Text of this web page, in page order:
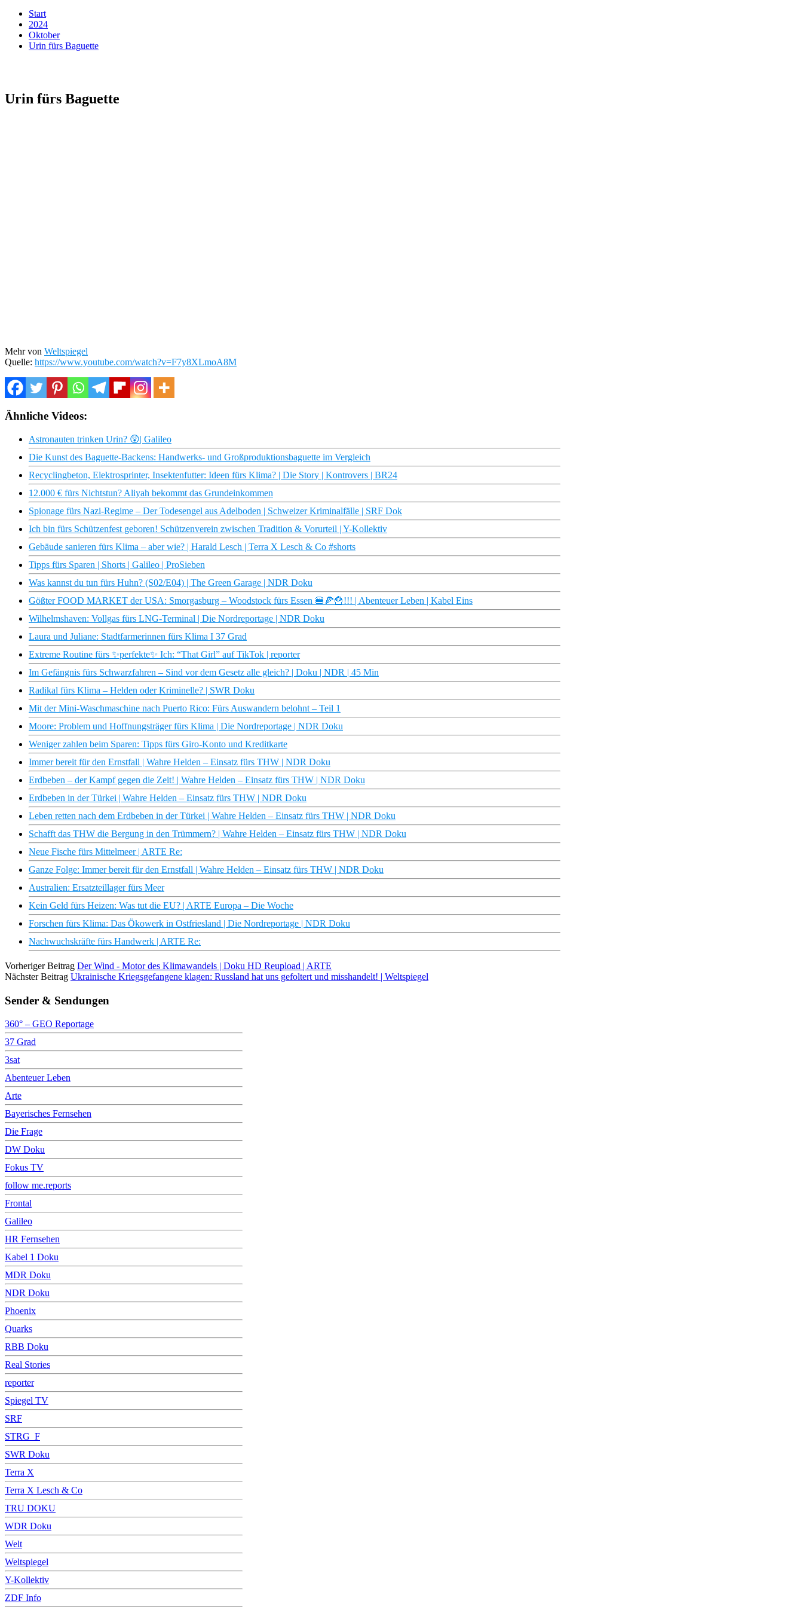
Start
2024
Oktober
Urin fürs Baguette
Urin fürs Baguette
Mehr von Weltspiegel
Quelle: https://www.youtube.com/watch?v=F7y8XLmoA8M
Ähnliche Videos:
Astronauten trinken Urin? 😲| Galileo
Die Kunst des Baguette-Backens: Handwerks- und Großproduktionsbaguette im Vergleich
Recyclingbeton, Elektrosprinter, Insektenfutter: Ideen fürs Klima? | Die Story | Kontrovers | BR24
12.000 € fürs Nichtstun? Aliyah bekommt das Grundeinkommen
Spionage fürs Nazi-Regime – Der Todesengel aus Adelboden | Schweizer Kriminalfälle | SRF Dok
Ich bin fürs Schützenfest geboren! Schützenverein zwischen Tradition & Vorurteil | Y-Kollektiv
Gebäude sanieren fürs Klima – aber wie? | Harald Lesch | Terra X Lesch & Co #shorts
Tipps fürs Sparen | Shorts | Galileo | ProSieben
Was kannst du tun fürs Huhn? (S02/E04) | The Green Garage | NDR Doku
Gößter FOOD MARKET der USA: Smorgasburg – Woodstock fürs Essen 🍔🍕🍟!!! | Abenteuer Leben | Kabel Eins
Wilhelmshaven: Vollgas fürs LNG-Terminal | Die Nordreportage | NDR Doku
Laura und Juliane: Stadtfarmerinnen fürs Klima I 37 Grad
Extreme Routine fürs ✨perfekte✨ Ich: “That Girl” auf TikTok | reporter
Im Gefängnis fürs Schwarzfahren – Sind vor dem Gesetz alle gleich? | Doku | NDR | 45 Min
Radikal fürs Klima – Helden oder Kriminelle? | SWR Doku
Mit der Mini-Waschmaschine nach Puerto Rico: Fürs Auswandern belohnt – Teil 1
Moore: Problem und Hoffnungsträger fürs Klima | Die Nordreportage | NDR Doku
Weniger zahlen beim Sparen: Tipps fürs Giro-Konto und Kreditkarte
Immer bereit für den Ernstfall | Wahre Helden – Einsatz fürs THW | NDR Doku
Erdbeben – der Kampf gegen die Zeit! | Wahre Helden – Einsatz fürs THW | NDR Doku
Erdbeben in der Türkei | Wahre Helden – Einsatz fürs THW | NDR Doku
Leben retten nach dem Erdbeben in der Türkei | Wahre Helden – Einsatz fürs THW | NDR Doku
Schafft das THW die Bergung in den Trümmern? | Wahre Helden – Einsatz fürs THW | NDR Doku
Neue Fische fürs Mittelmeer | ARTE Re:
Ganze Folge: Immer bereit für den Ernstfall | Wahre Helden – Einsatz fürs THW | NDR Doku
Australien: Ersatzteillager fürs Meer
Kein Geld fürs Heizen: Was tut die EU? | ARTE Europa – Die Woche
Forschen fürs Klima: Das Ökowerk in Ostfriesland | Die Nordreportage | NDR Doku
Nachwuchskräfte fürs Handwerk | ARTE Re:
Vorheriger Beitrag Der Wind - Motor des Klimawandels | Doku HD Reupload | ARTE
Nächster Beitrag Ukrainische Kriegsgefangene klagen: Russland hat uns gefoltert und misshandelt! | Weltspiegel
Sender & Sendungen
360° – GEO Reportage
37 Grad
3sat
Abenteuer Leben
Arte
Bayerisches Fernsehen
Die Frage
DW Doku
Fokus TV
follow me.reports
Frontal
Galileo
HR Fernsehen
Kabel 1 Doku
MDR Doku
NDR Doku
Phoenix
Quarks
RBB Doku
Real Stories
reporter
Spiegel TV
SRF
STRG_F
SWR Doku
Terra X
Terra X Lesch & Co
TRU DOKU
WDR Doku
Welt
Weltspiegel
Y-Kollektiv
ZDF Info